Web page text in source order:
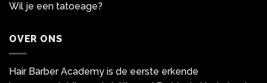
Wil je een tatoeage?
OVER ONS
Hair Barber Academy is de eerste erkende